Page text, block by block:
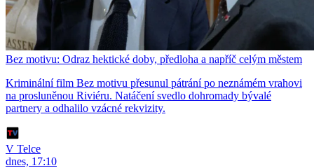
Bez motivu: Odraz hektické doby, předloha a napříč celým městem
Kriminální film Bez motivu přesunul pátrání po neznámém vrahovi
na prosluněnou Riviéru. Natáčení svedlo dohromady bývalé
partnery a odhalilo vzácné rekvizity.
V Telce
dnes, 17:10